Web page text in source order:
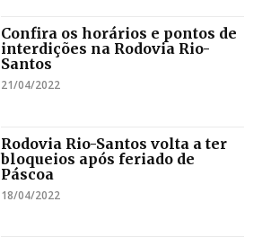
Confira os horários e pontos de
interdições na Rodovia Rio-
Santos
21/04/2022
Rodovia Rio-Santos volta a ter
bloqueios após feriado de
Páscoa
18/04/2022